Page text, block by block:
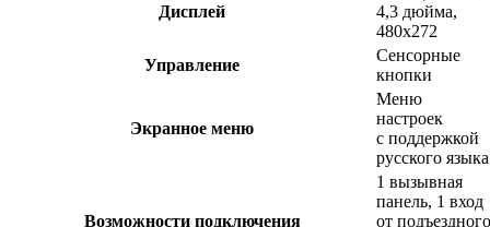
Дисплей
4,3 дюйма,
480x272
Управление
Сенсорные
кнопки
Экранное меню
Меню
настроек
с поддержкой
русского языка
Возможности подключения
1 вызывная
панель, 1 вход
от подъездного